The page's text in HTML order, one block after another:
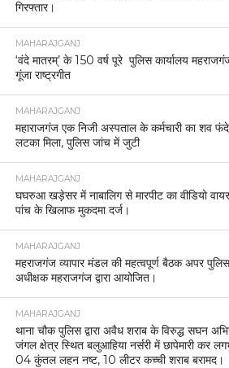
गिरफ्तार।
MAHARAJGANJ
‘वंदे मातरम्’ के 150 वर्ष पूरे पुलिस कार्यालय
गूंजा राष्ट्रगीत
MAHARAJGANJ
महाराजगंज एक निजी अस्पताल के कर्मचारी का शव
लटका मिला, पुलिस जांच में जुटी
MAHARAJGANJ
घघरुआ खड़ेसर में नाबालिग से मारपीट का वीडियो
पांच के खिलाफ मुकदमा दर्ज।
MAHARAJGANJ
महराजगंज व्यापार मंडल की महत्वपूर्ण बैठक अपर पुलिस
अधीक्षक महराजगंज द्वारा आयोजित।
MAHARAJGANJ
थाना चौक पुलिस द्वारा अवैध शराब के विरुद्ध सघन
जंगल क्षेत्र स्थित बलुआहिया नर्सरी में छापेमारी कर
04 कुंतल लहन नष्ट, 10 लीटर कच्ची शराब बरामद।